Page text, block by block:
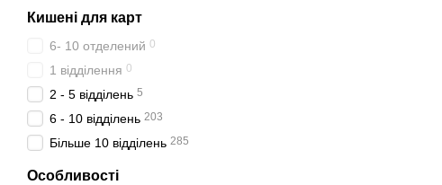
Кишені для карт
6- 10 отделений 0
1 відділення 0
2 - 5 відділень 5
6 - 10 відділень 203
Більше 10 відділень 285
Особливості